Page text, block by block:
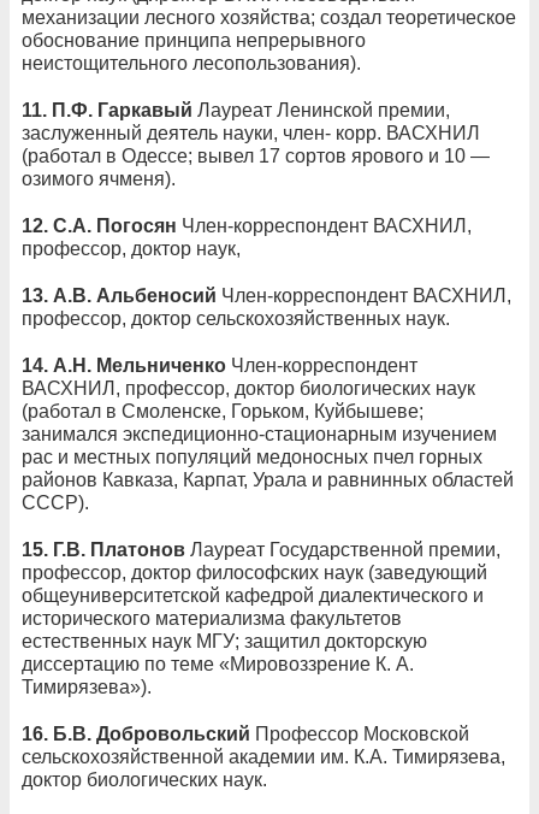
механизации лесного хозяйства; создал теоретическое
обоснование принципа непрерывного
неистощительного лесопользования).
11. П.Ф. Гаркавый Лауреат Ленинской премии,
заслуженный деятель науки, член- корр. ВАСХНИЛ
(работал в Одессе; вывел 17 сортов ярового и 10 —
озимого ячменя).
12. С.А. Погосян Член-корреспондент ВАСХНИЛ,
профессор, доктор наук,
13. А.В. Альбеносий Член-корреспондент ВАСХНИЛ,
профессор, доктор сельскохозяйственных наук.
14. А.Н. Мельниченко Член-корреспондент
ВАСХНИЛ, профессор, доктор биологических наук
(работал в Смоленске, Горьком, Куйбышеве;
занимался экспедиционно-стационарным изучением
рас и местных популяций медоносных пчел горных
районов Кавказа, Карпат, Урала и равнинных областей
СССР).
15. Г.В. Платонов Лауреат Государственной премии,
профессор, доктор философских наук (заведующий
общеуниверситетской кафедрой диалектического и
исторического материализма факультетов
естественных наук МГУ; защитил докторскую
диссертацию по теме «Мировоззрение К. А.
Тимирязева»).
16. Б.В. Добровольский Профессор Московской
сельскохозяйственной академии им. К.А. Тимирязева,
доктор биологических наук.